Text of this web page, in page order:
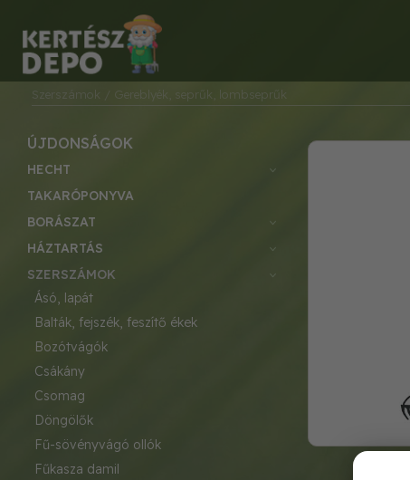
Szerszámok / Gereblyék, seprűk, lombseprűk
ÚJDONSÁGOK
HECHT
TAKARÓPONYVA
BORÁSZAT
HÁZTARTÁS
SZERSZÁMOK
ásó, lapát
balták, fejszék, feszítő ékek
bozótvágók
csákány
csomag
döngölők
fű-sövényvágó ollók
fűkasza damil